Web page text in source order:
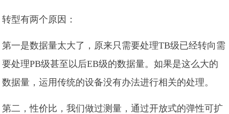
转型有两个原因：
第一是数据量太大了，原来只需要处理TB级已经转向需
要处理PB级甚至以后EB级的数据量。如果是这么大的
数据量，运用传统的设备没有办法进行相关的处理。
第二，性价比，我们做过测量，通过开放式的弹性可扩